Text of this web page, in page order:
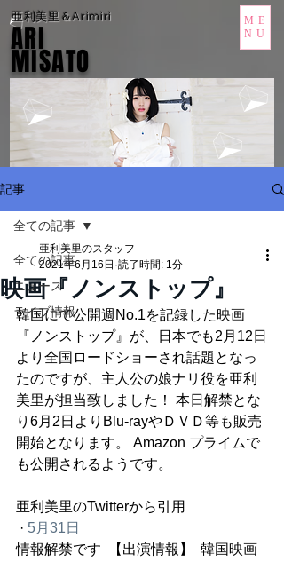
亜利美里＆Arimiri
ARI
MISATO
ME
NU
記事
全ての記事
ニュース
ライブ情報
全ての記事
映画『ノンストップ』
亜利美里のスタッフ
2021年6月16日 読了時間: 1分
韓国にて公開週No.1を記録した映画
『ノンストップ』が、日本でも2月12日
より全国ロードショーされ話題となっ
たのですが、主人公の娘ナリ役を亜利
美里が担当致しました！ 本日解禁とな
り6月2日よりBlu-rayやＤＶＤ等も販売
開始となります。 Amazon プライムで
も公開されるようです。
亜利美里のTwitterから引用
· 5月31日
情報解禁です  【出演情報】  韓国映画